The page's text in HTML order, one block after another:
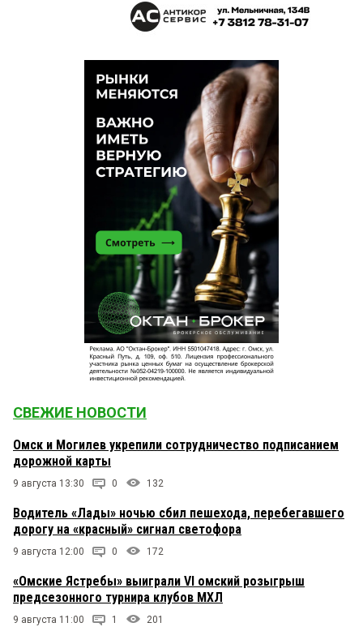
СВЕЖИЕ НОВОСТИ
Омск и Могилев укрепили сотрудничество подписанием
дорожной карты
9 августа 13:30 0 132
Водитель «Лады» ночью сбил пешехода, перебегавшего
дорогу на «красный» сигнал светофора
9 августа 12:00 0 172
«Омские Ястребы» выиграли VI омский розыгрыш
предсезонного турнира клубов МХЛ
9 августа 11:00 1 201